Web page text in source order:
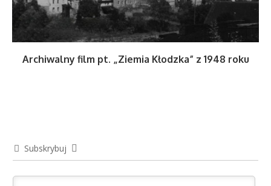
Archiwalny film pt. „Ziemia Kłodzka” z 1948 roku
Subskrybuj